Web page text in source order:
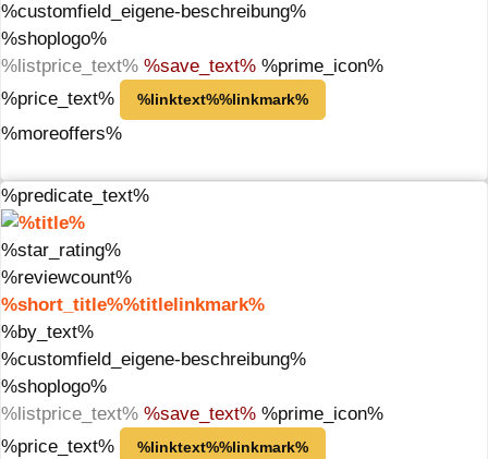
%customfield_eigene-beschreibung%
%shoplogo%
%listprice_text% %save_text% %prime_icon%
%price_text%
%linktext%%linkmark%
%moreoffers%
%predicate_text%
%star_rating%
%reviewcount%
%short_title%%titlelinkmark%
%by_text%
%customfield_eigene-beschreibung%
%shoplogo%
%listprice_text% %save_text% %prime_icon%
%price_text%
%linktext%%linkmark%